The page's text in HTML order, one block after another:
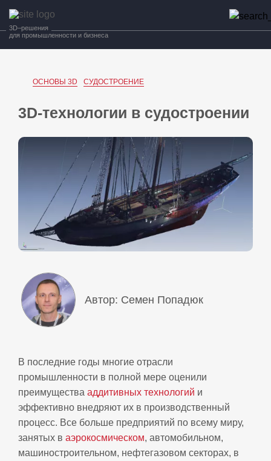
3D–решения
для промышленности и бизнеса
ОСНОВЫ 3D СУДОСТРОЕНИЕ
3D-технологии в судостроении
Автор: Семен Попадюк
В последние годы многие отрасли
промышленности в полной мере оценили
преимущества аддитивных технологий и
эффективно внедряют их в производственный
процесс. Все больше предприятий по всему миру,
занятых в аэрокосмическом, автомобильном,
машиностроительном, нефтегазовом секторах, в